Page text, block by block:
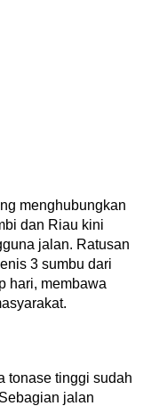
menghubungkan
dan Riau kini
jalan. Ratusan
3 sumbu dari
hari, membawa
tonase tinggi sudah
jalan